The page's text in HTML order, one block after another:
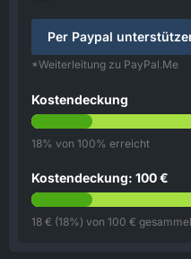
Per Paypal
*Weiterleitung zu PayPal.Me
Kostendeckung
18% von 100% erreicht
Kostendeckung: 100 €
18 € (18%) von 100 €